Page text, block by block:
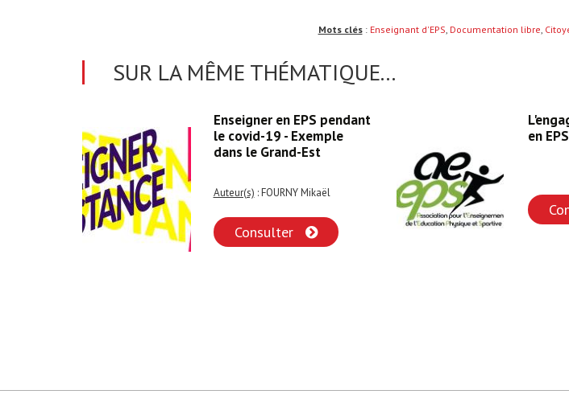
Mots clés: Enseignant d'EPS, Documentation libre,
SUR LA MÊME THÉMATIQUE...
Enseigner en EPS pendant
le covid-19 - Exemple
dans le Grand-Est
Auteur(s) : FOURNY Mikaël
Consulter
en